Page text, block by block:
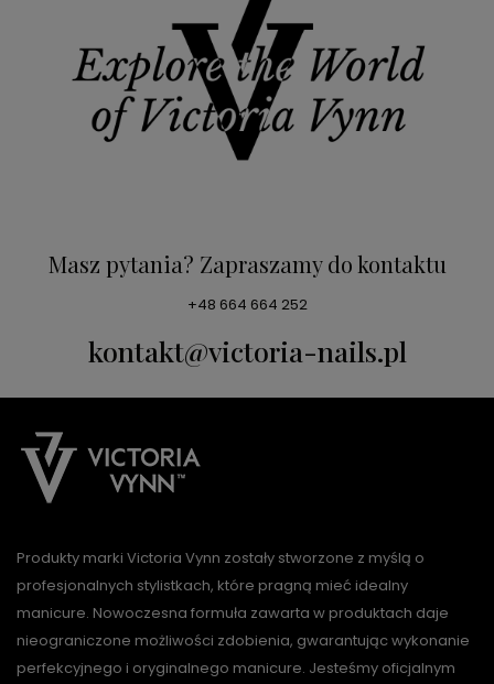
Masz pytania? Zapraszamy do kontaktu
+48 664 664 252
kontakt@victoria-nails.pl
Produkty marki Victoria Vynn zostały stworzone z myślą o
profesjonalnych stylistkach, które pragną mieć idealny
manicure. Nowoczesna formuła zawarta w produktach daje
nieograniczone możliwości zdobienia, gwarantując wykonanie
perfekcyjnego i oryginalnego manicure. Jesteśmy oficjalnym